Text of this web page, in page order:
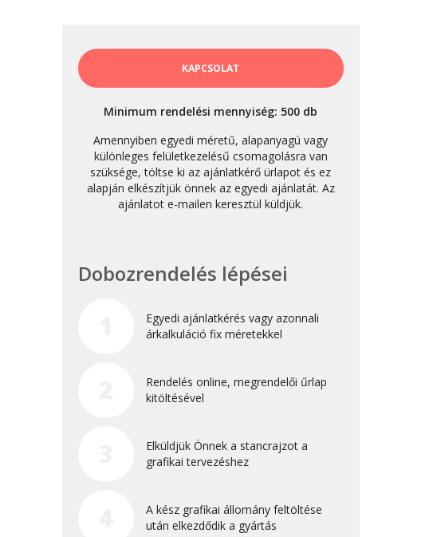
Kategóriák
Blog
Csomagolás
Design
Hírek
Nyomtatás
Uncategorized
Archívum
2025. március
KAPCSOLAT
Minimum rendelési mennyiség: 500 db
Amennyiben egyedi méretű, alapanyagú vagy
különleges felületkezelésű csomagolásra van
szüksége, töltse ki az ajánlatkérő ürlapot és ez
alapján elkészítjük önnek az egyedi ajánlatát. Az
ajánlatot e-mailen keresztül küldjük.
Dobozrendelés lépései
Egyedi ajánlatkérés vagy azonnali
árkalkuláció fix méretekkel
Rendelés online, megrendelői űrlap
kitöltésével
Elküldjük Önnek a stancrajzot a
grafikai tervezéshez
A kész grafikai állomány feltöltése
után elkezdődik a gyártás